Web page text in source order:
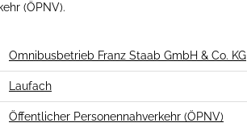
(ÖPNV).
Omnibusbetrieb Franz Staab GmbH & Co. KG
Laufach
Öffentlicher Personennahverkehr (ÖPNV)